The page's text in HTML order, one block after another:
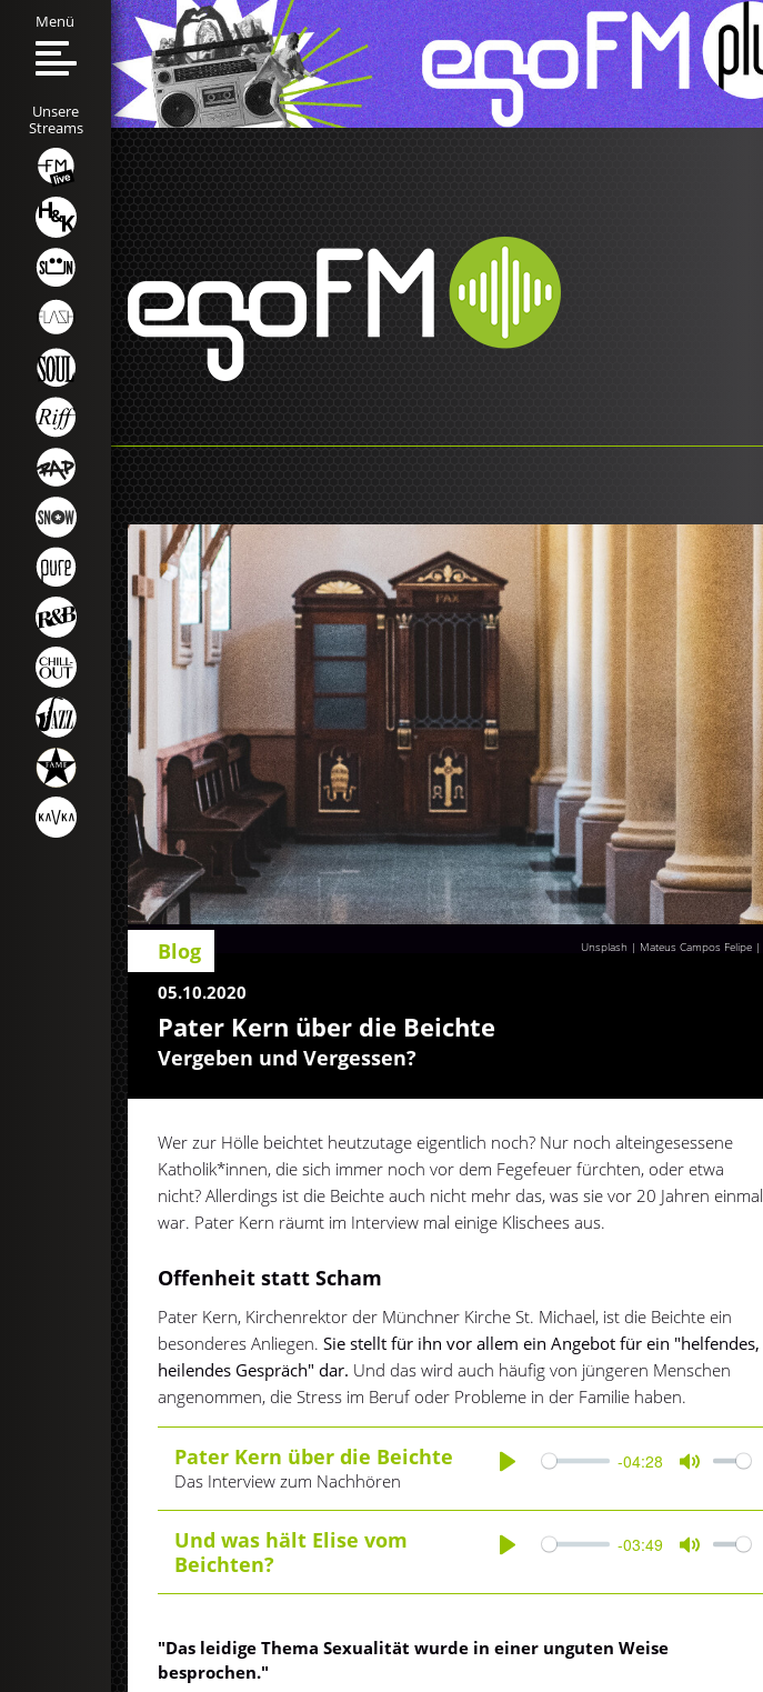
Menü
Unsere
Streams
Unsplash | Mateus Campos Felipe|
Blog
05.10.2020
Pater Kern über die Beichte
Vergeben und Vergessen?
Wer zur Hölle beichtet heutzutage eigentlich noch? Nur noch alteingesessene
Katholik*innen, die sich immer noch vor dem Fegefeuer fürchten, oder etwa
nicht? Allerdings ist die Beichte auch nicht mehr das, was sie vor 20 Jahren einmal
war. Pater Kern räumt im Interview mal einige Klischees aus.
Offenheit statt Scham
Pater Kern, Kirchenrektor der Münchner Kirche St. Michael, ist die Beichte ein
besonderes Anliegen.Sie stellt für ihn vor allem ein Angebot für ein "helfendes,
heilendes Gespräch" dar. Und das wird auch häufig von jüngeren Menschen
angenommen, die Stress im Beruf oder Probleme in der Familie haben.
Pater Kern über die Beichte
Das Interview zum Nachhören
-04:28
Und was hält Elise vom
Beichten?
-03:49
"Das leidige Thema Sexualität wurde in einer unguten Weise
besprochen."